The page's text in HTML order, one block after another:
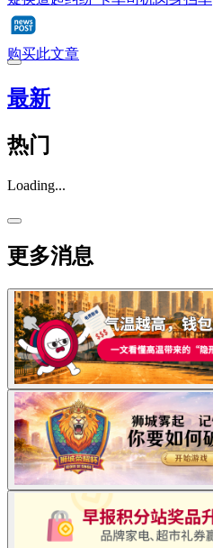
购买此文章
最新
热门
Loading...
更多消息